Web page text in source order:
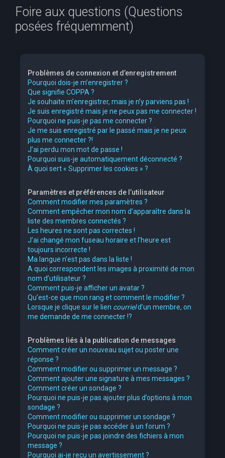
Foire aux questions (Questions
posées fréquemment)
Problèmes de connexion et d’enregistrement
Pourquoi dois-je m’enregistrer ?
Que signifie COPPA ?
Je souhaite m’enregistrer, mais je n’y parviens pas !
Je suis enregistré mais je ne peux pas me connecter !
Pourquoi ne puis-je pas me connecter ?
Je me suis enregistré par le passé mais je ne peux
plus me connecter ?!
J’ai perdu mon mot de passe !
Pourquoi suis-je automatiquement déconnecté ?
À quoi sert « Supprimer les cookies » ?
Paramètres et préférences de l’utilisateur
Comment modifier mes paramètres ?
Comment empêcher mon nom d’apparaître dans la
liste des membres connectés ?
Les heures ne sont pas correctes !
J’ai changé mon fuseau horaire et l’heure est
toujours incorrecte !
Ma langue n’est pas dans la liste !
A quoi correspondent les images à proximité de mon
nom d’utilisateur ?
Comment puis-je afficher un avatar ?
Qu’est-ce que mon rang et comment le modifier ?
Lorsque je clique sur le lien courrield’un membre, on
me demande de me connecter !?
Problèmes liés à la publication de messages
Comment créer un nouveau sujet ou poster une
réponse ?
Comment modifier ou supprimer un message ?
Comment ajouter une signature à mes messages ?
Comment créer un sondage ?
Pourquoi ne puis-je pas ajouter plus d’options à mon
sondage ?
Comment modifier ou supprimer un sondage ?
Pourquoi ne puis-je pas accéder à un forum ?
Pourquoi ne puis-je pas joindre des fichiers à mon
message ?
Pourquoi ai-je reçu un avertissement ?